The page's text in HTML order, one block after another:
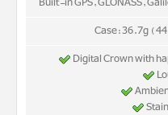
Case: 36.7g (